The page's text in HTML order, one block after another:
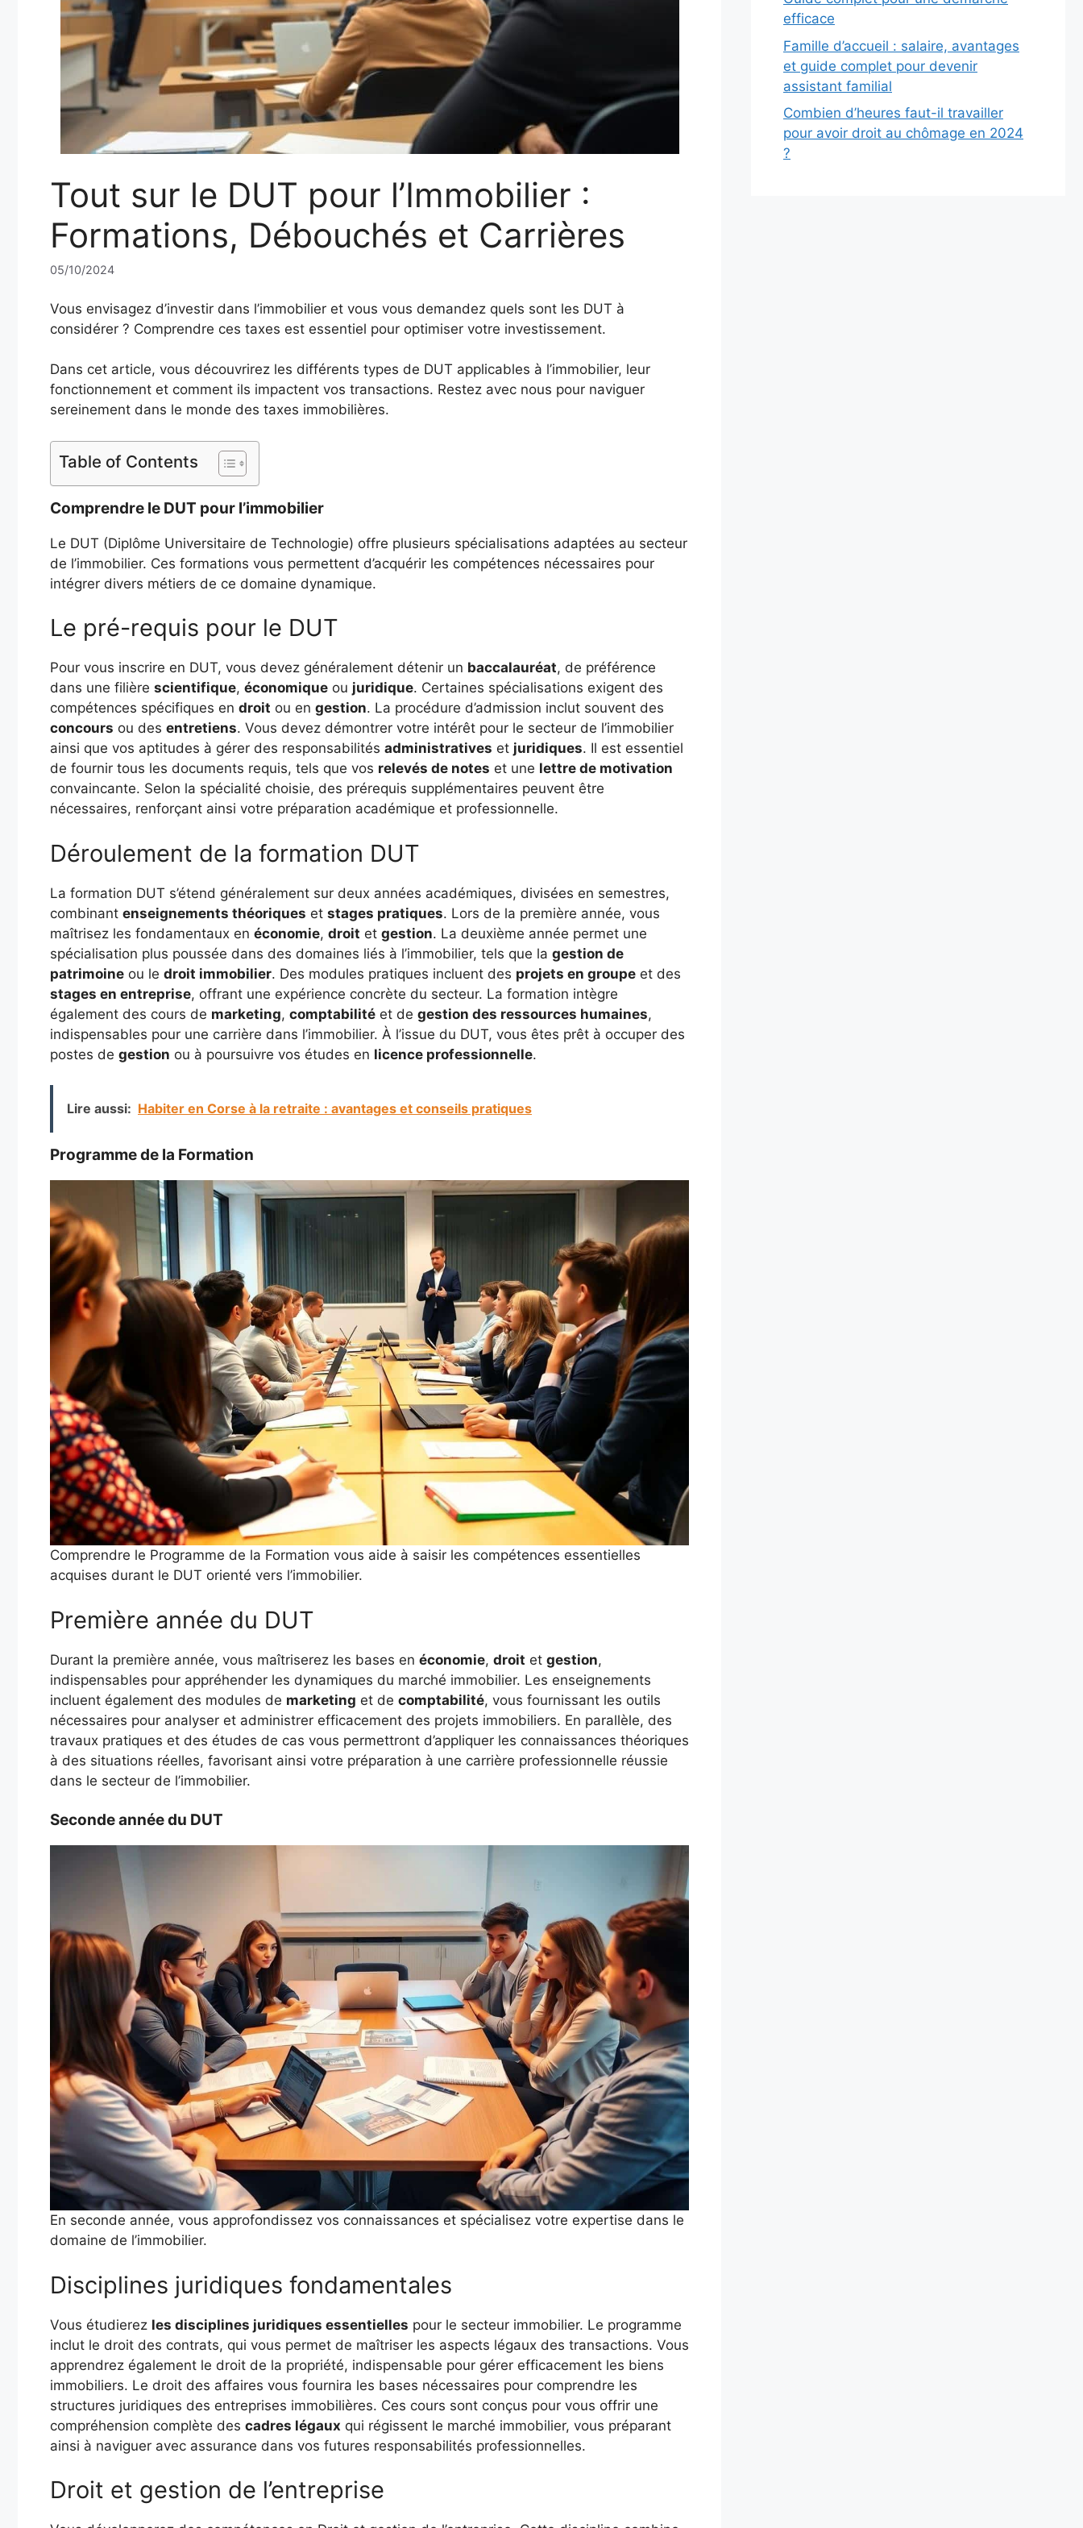
Tout sur le DUT pour l’Immobilier :
Formations, Débouchés et Carrières
05/10/2024
Vous envisagez d’investir dans l’immobilier et vous vous demandez quels sont les DUT à
considérer ? Comprendre ces taxes est essentiel pour optimiser votre investissement.
Dans cet article, vous découvrirez les différents types de DUT applicables à l’immobilier, leur
fonctionnement et comment ils impactent vos transactions. Restez avec nous pour naviguer
sereinement dans le monde des taxes immobilières.
Table of Contents
Comprendre le DUT pour l’immobilier
Le DUT (Diplôme Universitaire de Technologie) offre plusieurs spécialisations adaptées au secteur
de l’immobilier. Ces formations vous permettent d’acquérir les compétences nécessaires pour
intégrer divers métiers de ce domaine dynamique.
Le pré-requis pour le DUT
Pour vous inscrire en DUT, vous devez généralement détenir un baccalauréat, de préférence
dans une filière scientifique, économique ou juridique. Certaines spécialisations exigent des
compétences spécifiques en droit ou en gestion. La procédure d’admission inclut souvent des
concours ou des entretiens. Vous devez démontrer votre intérêt pour le secteur de l’immobilier
ainsi que vos aptitudes à gérer des responsabilités administratives et juridiques. Il est essentiel
de fournir tous les documents requis, tels que vos relevés de notes et une lettre de motivation
convaincante. Selon la spécialité choisie, des prérequis supplémentaires peuvent être
nécessaires, renforçant ainsi votre préparation académique et professionnelle.
Déroulement de la formation DUT
La formation DUT s’étend généralement sur deux années académiques, divisées en semestres,
combinant enseignements théoriques et stages pratiques. Lors de la première année, vous
maîtrisez les fondamentaux en économie, droit et gestion. La deuxième année permet une
spécialisation plus poussée dans des domaines liés à l’immobilier, tels que la gestion de
patrimoine ou le droit immobilier. Des modules pratiques incluent des projets en groupe et des
stages en entreprise, offrant une expérience concrète du secteur. La formation intègre
également des cours de marketing, comptabilité et de gestion des ressources humaines,
indispensables pour une carrière dans l’immobilier. À l’issue du DUT, vous êtes prêt à occuper des
postes de gestion ou à poursuivre vos études en licence professionnelle.
Lire aussi: Habiter en Corse à la retraite : avantages et conseils pratiques
Programme de la Formation
Comprendre le Programme de la Formation vous aide à saisir les compétences essentielles
acquises durant le DUT orienté vers l’immobilier.
Première année du DUT
Durant la première année, vous maîtriserez les bases en économie, droit et gestion,
indispensables pour appréhender les dynamiques du marché immobilier. Les enseignements
incluent également des modules de marketing et de comptabilité, vous fournissant les outils
nécessaires pour analyser et administrer efficacement des projets immobiliers. En parallèle, des
travaux pratiques et des études de cas vous permettront d’appliquer les connaissances théoriques
à des situations réelles, favorisant ainsi votre préparation à une carrière professionnelle réussie
dans le secteur de l’immobilier.
Seconde année du DUT
En seconde année, vous approfondissez vos connaissances et spécialisez votre expertise dans le
domaine de l’immobilier.
Disciplines juridiques fondamentales
Vous étudierez les disciplines juridiques essentielles pour le secteur immobilier. Le programme
inclut le droit des contrats, qui vous permet de maîtriser les aspects légaux des transactions. Vous
apprendrez également le droit de la propriété, indispensable pour gérer efficacement les biens
immobiliers. Le droit des affaires vous fournira les bases nécessaires pour comprendre les
structures juridiques des entreprises immobilières. Ces cours sont conçus pour vous offrir une
compréhension complète des cadres légaux qui régissent le marché immobilier, vous préparant
ainsi à naviguer avec assurance dans vos futures responsabilités professionnelles.
Droit et gestion de l’entreprise
efficace
Famille d’accueil : salaire, avantages
et guide complet pour devenir
assistant familial
Combien d’heures faut-il travailler
pour avoir droit au chômage en 2024
?